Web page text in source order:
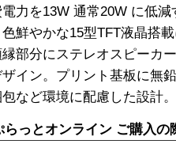
力を13W 通常20W に低
色鮮やかな15型TFT液晶搭
部分にステレオスピーカ
ザイン。プリント基板に無
包など環境に配慮した設計
らっとオンライン ご購入の